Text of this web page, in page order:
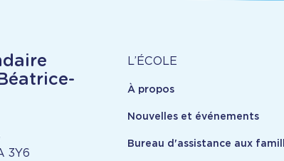
3Y6
À
propos
L’ÉCOLE
À propos
Nouvelles et événements
Bureau d'assistance aux